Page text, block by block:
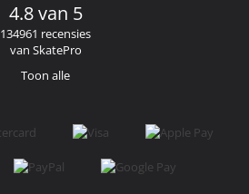
4.8 van 5
134961 recensies
van SkatePro
Toon alle